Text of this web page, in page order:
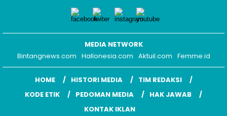
MEDIA NETWORK
Bintangnews.com Hallonesia.com Aktuil.com Femme.id
HOME HISTORI MEDIA
TIM REDAKSI
KODE ETIK
PEDOMAN MEDIA
HAK JAWAB
KONTAK IKLAN